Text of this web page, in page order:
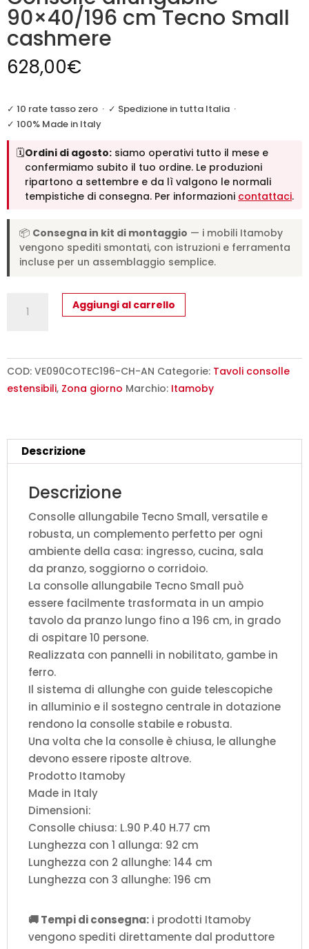
90×40/196 cm Tecno Small
cashmere
628,00€
✓ 10 rate tasso zero · ✓ Spedizione in tutta Italia ·
✓ 100% Made in Italy
🗓️Ordini di agosto: siamo operativi tutto il mese e
confermiamo subito il tuo ordine. Le produzioni
ripartono a settembre e da lì valgono le normali
tempistiche di consegna. Per informazioni contattaci.
📦 Consegna in kit di montaggio — i mobili Itamoby
vengono spediti smontati, con istruzioni e ferramenta
incluse per un assemblaggio semplice.
allungabile
Tecno
Small
Aggiungi al carrello
COD: VE090COTEC196-CH-AN Categorie: Tavoli consolle
estensibili, Zona giorno Marchio: Itamoby
Descrizione
Descrizione
Consolle allungabile Tecno Small, versatile e
robusta, un complemento perfetto per ogni
ambiente della casa: ingresso, cucina, sala
da pranzo, soggiorno o corridoio.
La consolle allungabile Tecno Small può
essere facilmente trasformata in un ampio
tavolo da pranzo lungo fino a 196 cm, in grado
di ospitare 10 persone.
Realizzata con pannelli in nobilitato, gambe in
ferro.
Il sistema di allunghe con guide telescopiche
in alluminio e il sostegno centrale in dotazione
rendono la consolle stabile e robusta.
Una volta che la consolle è chiusa, le allunghe
devono essere riposte altrove.
Prodotto Itamoby
Made in Italy
Dimensioni:
Consolle chiusa: L.90 P.40 H.77 cm
Lunghezza con 1 allunga: 92 cm
Lunghezza con 2 allunghe: 144 cm
Lunghezza con 3 allunghe: 196 cm
🚚 Tempi di consegna: i prodotti Itamoby
vengono spediti direttamente dal produttore